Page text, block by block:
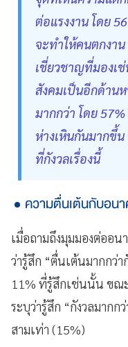
ต่อแรงงาน โดย
จะทำให้คนตกงา
เชี่ยวชาญที่มองเ
สังคมเป็นอีกด้าน
มากกว่า โดย
ห่างเหินกันมากขึ้
ที่กังวลเรื่องนี้
ความตื่นเต้นกับอน
เมื่อถามถึงมุมมองต่ออน
ว่ารู้สึก “ตื่นเต้นมากกว่
11% ที่รู้สึกเช่นนั้น ขณ
ระบุว่ารู้สึก “กังวลมากก
สามเท่า (15%)